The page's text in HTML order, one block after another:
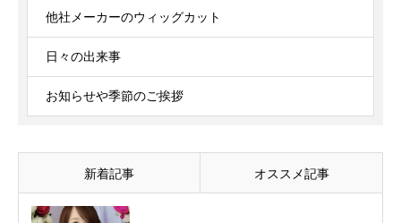
他社メーカーのウィッグカット
日々の出来事
お知らせや季節のご挨拶
新着記事 オススメ記事